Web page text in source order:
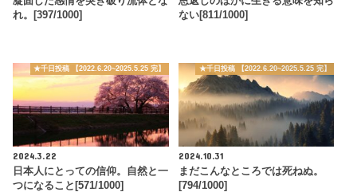
れ。[397/1000]
ない[811/1000]
★千日投稿 【2022.6.20~2025.5.25 完】
2024.3.22
日本人にとっての信仰。自然と一
つになること[571/1000]
★千日投稿 【2022.6.20~2025.5.25 完】
2024.10.31
まだこんなところでは死ねぬ。
[794/1000]